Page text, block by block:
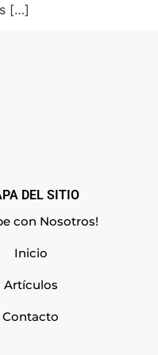
[…]
DEL SITIO
con Nosotros!
Inicio
Artículos
Contacto